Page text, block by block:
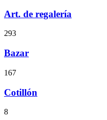
Art. de regalería
293
Bazar
167
Cotillón
8